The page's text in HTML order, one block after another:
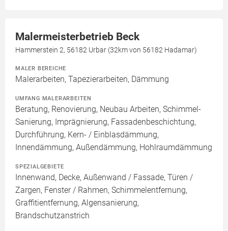
Malermeisterbetrieb Beck
Hammerstein 2, 56182 Urbar (32km von 56182 Hadamar)
MALER BEREICHE
Malerarbeiten, Tapezierarbeiten, Dämmung
UMFANG MALERARBEITEN
Beratung, Renovierung, Neubau Arbeiten, Schimmel-
Sanierung, Imprägnierung, Fassadenbeschichtung,
Durchführung, Kern- / Einblasdämmung,
Innendämmung, Außendämmung, Hohlraumdämmung
SPEZIALGEBIETE
Innenwand, Decke, Außenwand / Fassade, Türen /
Zargen, Fenster / Rahmen, Schimmelentfernung,
Graffitientfernung, Algensanierung,
Brandschutzanstrich